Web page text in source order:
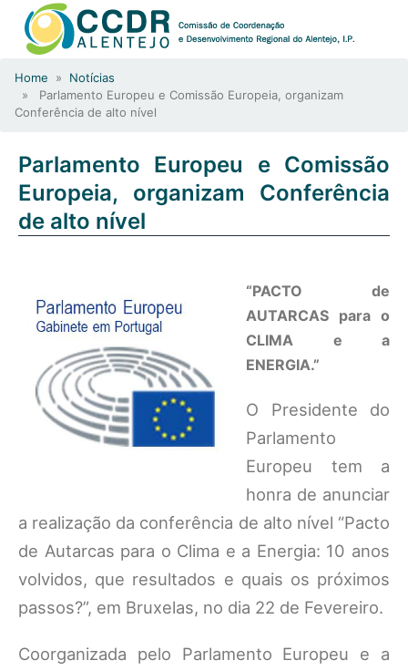
Home » Notícias
» Parlamento Europeu e Comissão Europeia, organizam
Conferência de alto nível
Parlamento Europeu e Comissão
Europeia, organizam Conferência
de alto nível
“PACTO de
AUTARCAS para o
CLIMA e a
ENERGIA.”
O Presidente do
Parlamento
Europeu tem a
honra de anunciar
a realização da conferência de alto nível “Pacto
de Autarcas para o Clima e a Energia: 10 anos
volvidos, que resultados e quais os próximos
passos?”, em Bruxelas, no dia 22 de Fevereiro.
Coorganizada pelo Parlamento Europeu e a